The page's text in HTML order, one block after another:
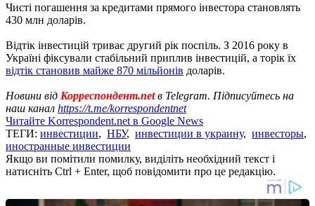
Чисті погашення за кредитами прямого інвестора становлять
430 млн доларів.
Відтік інвестицій триває другий рік поспіль. З 2016 року в
Україні фіксували стабільний приплив інвестицій, а торік їх
відтік становив майже 870 мільйонів доларів.
Новини від Корреспондент.netв Telegram. Підписуйтесь на
наш канал https://t.me/korrespondentnet
Читайте Korrespondent.net в Google News
ТЕГИ: инвестиции, НБУ, инвестиции в украину, инвесторы,
иностранные инвестиции
Якщо ви помітили помилку, виділіть необхідний текст і
натисніть Ctrl + Enter, щоб повідомити про це редакцію.